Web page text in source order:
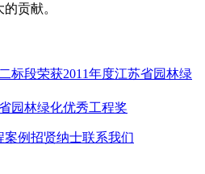
贡献。
标段荣获2011年度江苏省园林绿
园林绿化优秀工程奖
案例招贤纳士联系我们